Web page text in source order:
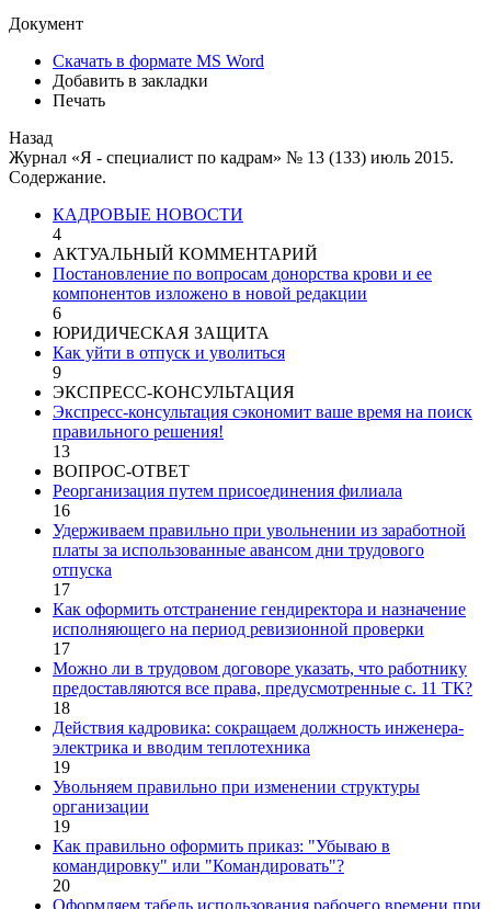
Документ
Скачать в формате MS Word
Добавить в закладки
Печать
Назад
Журнал «Я - специалист по кадрам» № 13 (133) июль 2015.
Содержание.
КАДРОВЫЕ НОВОСТИ
4
АКТУАЛЬНЫЙ КОММЕНТАРИЙ
Постановление по вопросам донорства крови и ее
компонентов изложено в новой редакции
6
ЮРИДИЧЕСКАЯ ЗАЩИТА
Как уйти в отпуск и уволиться
9
ЭКСПРЕСС-КОНСУЛЬТАЦИЯ
Экспресс-консультация сэкономит ваше время на поиск
правильного решения!
13
ВОПРОС-ОТВЕТ
Реорганизация путем присоединения филиала
16
Удерживаем правильно при увольнении из заработной
платы за использованные авансом дни трудового
отпуска
17
Как оформить отстранение гендиректора и назначение
исполняющего на период ревизионной проверки
17
Можно ли в трудовом договоре указать, что работнику
предоставляются все права, предусмотренные с. 11 ТК?
18
Действия кадровика: сокращаем должность инженера-
электрика и вводим теплотехника
19
Увольняем правильно при изменении структуры
организации
19
Как правильно оформить приказ: "Убываю в
командировку" или "Командировать"?
20
Оформляем табель использования рабочего времени при